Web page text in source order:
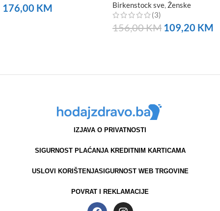
176,00 KM
Birkenstock sve Ženske
(3)
156,00KM 109,20 KM
IZJAVA O PRIVATNOSTI
SIGURNOST PLAĆANJA KREDITNIM KARTICAMA
USLOVI KORIŠTENJASIGURNOST WEB TRGOVINE
POVRAT I REKLAMACIJE